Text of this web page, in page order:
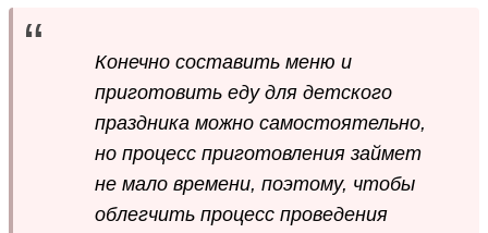
Конечно составить меню и
приготовить еду для детского
праздника можно самостоятельно,
но процесс приготовления займет
не мало времени, поэтому, чтобы
облегчить процесс проведения